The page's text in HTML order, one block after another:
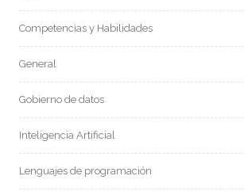
Competencias y Habilidades
General
Gobierno de datos
Inteligencia Artificial
Lenguajes de programación